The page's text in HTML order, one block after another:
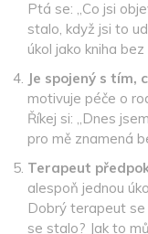
Ptá se: „Co jsi
stalo, když jsi to
úkol jako kniha
Je spojený s tím,
motivuje péče o
Říkej si: „Dnes
pro mě znamená
Terapeut
alespoň jednou
Dobrý terapeut se
se stalo? Jak to